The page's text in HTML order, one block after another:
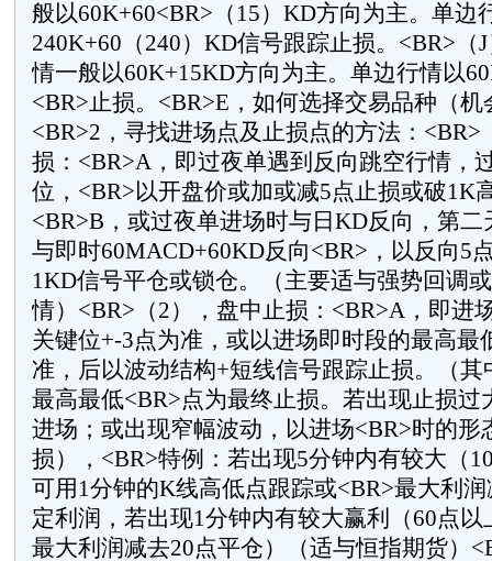
般以60K+60<BR>（15）KD方向为主。单边
240K+60（240）KD信号跟踪止损。<BR>（
情一般以60K+15KD方向为主。单边行情以
<BR>止损。<BR>E，如何选择交易品种（机
<BR>2，寻找进场点及止损点的方法：<BR>
损：<BR>A，即过夜单遇到反向跳空行情，
位，<BR>以开盘价或加或减5点止损或破1K
<BR>B，或过夜单进场时与日KD反向，第二
与即时60MACD+60KD反向<BR>，以反向5
1KD信号平仓或锁仓。（主要适与强势回调
情）<BR>（2），盘中止损：<BR>A，即进
关键位+-3点为准，或以进场即时段的最高最
准，后以波动结构+短线信号跟踪止损。（其
最高最低<BR>点为最终止损。若出现止损过
进场；或出现窄幅波动，以进场<BR>时的形
损），<BR>特例：若出现5分钟内有较大（
可用1分钟的K线高低点跟踪或<BR>最大利
定利润，若出现1分钟内有较大赢利（60点以
最大利润减去20点平仓）（适与恒指期货）